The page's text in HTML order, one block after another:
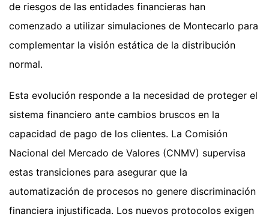
de riesgos de las entidades financieras han
comenzado a utilizar simulaciones de Montecarlo para
complementar la visión estática de la distribución
normal.
Esta evolución responde a la necesidad de proteger el
sistema financiero ante cambios bruscos en la
capacidad de pago de los clientes. La Comisión
Nacional del Mercado de Valores (CNMV) supervisa
estas transiciones para asegurar que la
automatización de procesos no genere discriminación
financiera injustificada. Los nuevos protocolos exigen